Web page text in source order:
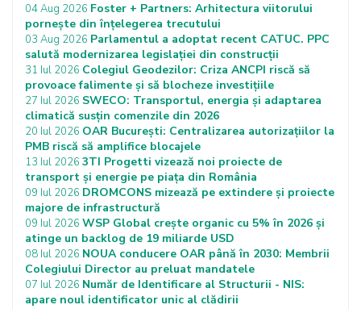
04 Aug 2026 Foster + Partners: Arhitectura viitorului
pornește din înțelegerea trecutului
03 Aug 2026 Parlamentul a adoptat recent CATUC. PPC
salută modernizarea legislației din construcții
31 Iul 2026 Colegiul Geodezilor: Criza ANCPI riscă să
provoace falimente și să blocheze investițiile
27 Iul 2026 SWECO: Transportul, energia și adaptarea
climatică susțin comenzile din 2026
20 Iul 2026 OAR București: Centralizarea autorizațiilor la
PMB riscă să amplifice blocajele
13 Iul 2026 3TI Progetti vizează noi proiecte de
transport și energie pe piața din România
09 Iul 2026 DROMCONS mizează pe extindere și proiecte
majore de infrastructură
09 Iul 2026 WSP Global crește organic cu 5% în 2026 și
atinge un backlog de 19 miliarde USD
08 Iul 2026 NOUA conducere OAR până în 2030: Membrii
Colegiului Director au preluat mandatele
07 Iul 2026 Număr de Identificare al Structurii - NIS:
apare noul identificator unic al clădirii